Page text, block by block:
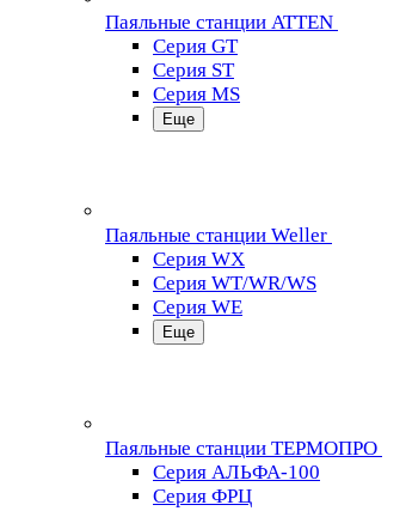
Паяльные станции ATTEN
Серия GT
Серия ST
Серия MS
Еще
Паяльные станции Weller
Серия WX
Серия WT/WR/WS
Серия WE
Еще
Паяльные станции ТЕРМОПРО
Серия АЛЬФА-100
Серия ФРЦ